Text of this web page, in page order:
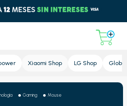
Lupa
Xiaomi Shop LG Shop Global
Gaming Mouse